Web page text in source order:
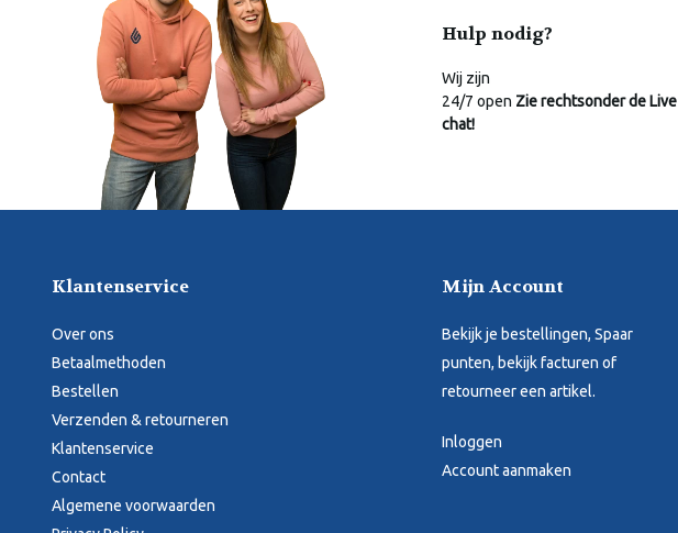
Hulp nodig?
Wij zijn
24/7 open Zie rechtsonder de Live
chat!
Klantenservice
Over ons
Betaalmethoden
Bestellen
Verzenden & retourneren
Klantenservice
Contact
Algemene voorwaarden
Mijn Account
Bekijk je bestellingen, Spaar
punten, bekijk facturen of
retourneer een artikel.
Inloggen
Account aanmaken